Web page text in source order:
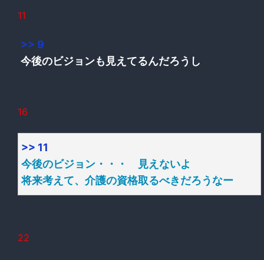
11
>> 9
今後のビジョンも見えてるんだろうし
16
>> 11
今後のビジョン・・・ 見えないよ
将来考えて、介護の資格取るべきだろうなー
22